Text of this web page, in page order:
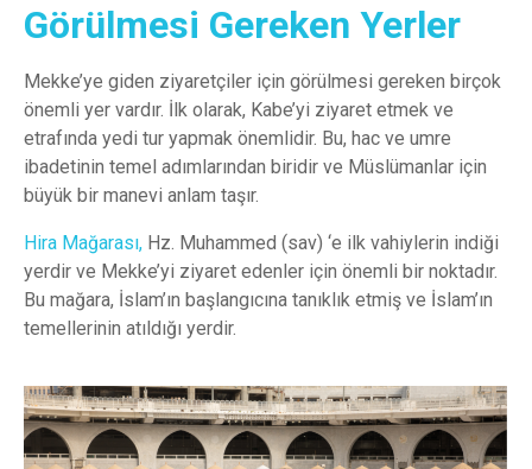
Görülmesi Gereken Yerler
Mekke’ye giden ziyaretçiler için görülmesi gereken birçok
önemli yer vardır. İlk olarak, Kabe’yi ziyaret etmek ve
etrafında yedi tur yapmak önemlidir. Bu, hac ve umre
ibadetinin temel adımlarından biridir ve Müslümanlar için
büyük bir manevi anlam taşır.
Hira Mağarası, Hz. Muhammed (sav) ‘e ilk vahiylerin indiği
yerdir ve Mekke’yi ziyaret edenler için önemli bir noktadır.
Bu mağara, İslam’ın başlangıcına tanıklık etmiş ve İslam’ın
temellerinin atıldığı yerdir.